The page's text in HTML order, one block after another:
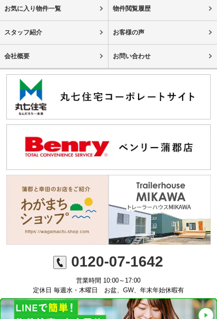
お気に入り物件一覧 物件閲覧履歴
スタッフ紹介 お客様の声
会社概要 お問い合わせ
0120-07-1642
営業時間 10:00～17:00
定休日 毎週水・木曜日 お盆、GW、年末年始休暇有